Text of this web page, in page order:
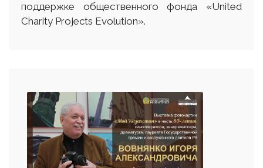
поддержке общественного фонда «United
Charity Projects Evolution».